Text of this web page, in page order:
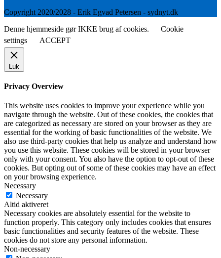
Copyright 2020/2028 - Erik Egvad Petersen - sydnyt.dk
Denne hjemmeside gør IKKE brug af cookies.
Cookie
settings
ACCEPT
Luk
Privacy Overview
This website uses cookies to improve your experience while you
navigate through the website. Out of these cookies, the cookies that
are categorized as necessary are stored on your browser as they are
essential for the working of basic functionalities of the website. We
also use third-party cookies that help us analyze and understand how
you use this website. These cookies will be stored in your browser
only with your consent. You also have the option to opt-out of these
cookies. But opting out of some of these cookies may have an effect
on your browsing experience.
Necessary
Necessary
Altid aktiveret
Necessary cookies are absolutely essential for the website to
function properly. This category only includes cookies that ensures
basic functionalities and security features of the website. These
cookies do not store any personal information.
Non-necessary